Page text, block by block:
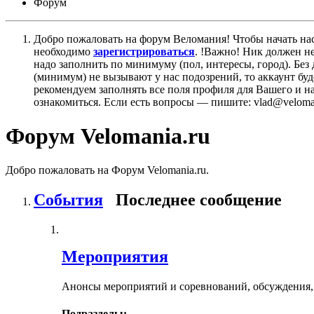
Добро пожаловать на форум Веломания! Чтобы начать
необходимо зарегистрироваться. !Важно! Ник должен
надо заполнить по минимуму (пол, интересы, город).
(минимум) не вызывают у нас подозрений, то аккаунт
рекомендуем заполнять все поля профиля для Вашего и
ознакомиться. Если есть вопросы — пишите:
Форум Velomania.ru
Добро пожаловать на Форум Velomania.ru.
События Последнее сообщение
Мероприятия
Анонсы мероприятий и соревнований, обсуждения,